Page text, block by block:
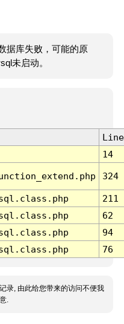
据库失败，可能的原
未启动。
Line
14
324
211
62
94
76
录, 由此给您带来的访问不便我
.